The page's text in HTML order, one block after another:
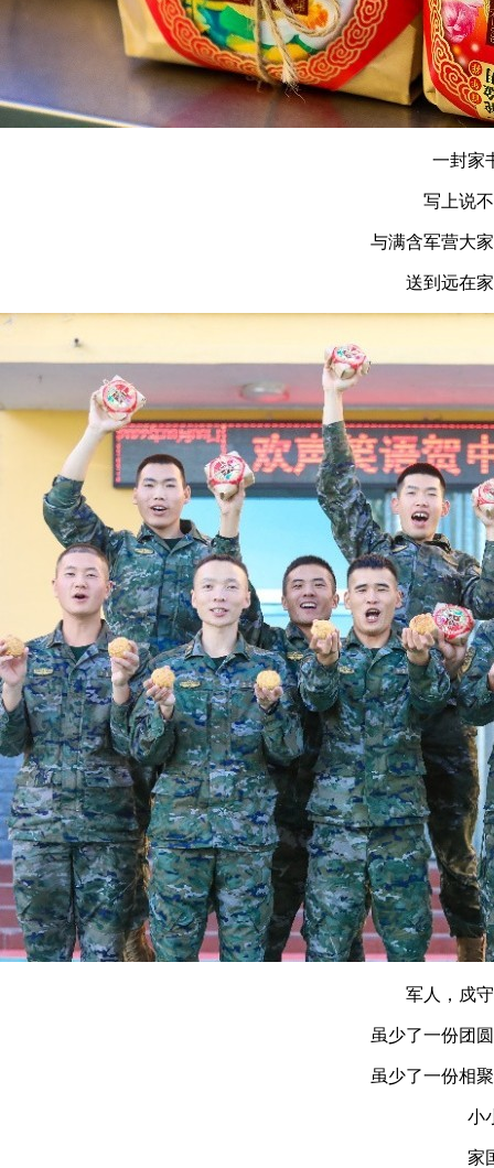
一封家
写上说
与满含军营大
送到远在
军人，戍
虽少了一份团
虽少了一份相
小
家